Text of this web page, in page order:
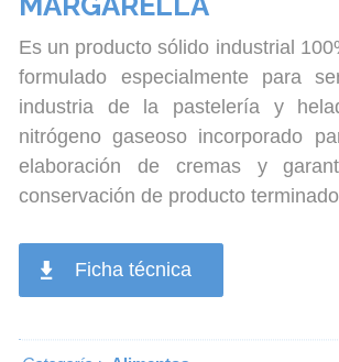
Ficha técnica
Categoría : Alimentos
Subcategoría: Aceites y Grasas